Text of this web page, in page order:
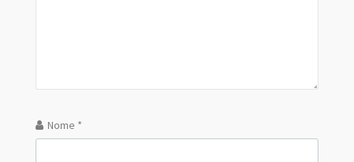
Nome *